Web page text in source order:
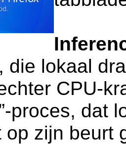
die lokaal
CPU-
proces, dat
op zijn beurt